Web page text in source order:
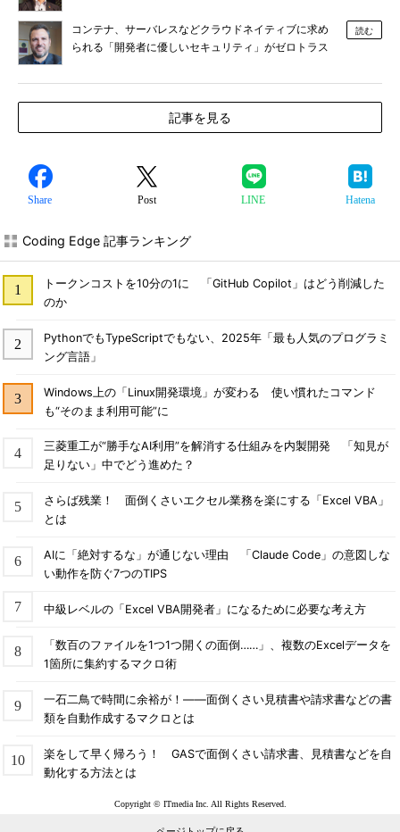
コンテナ、サーバレスなどクラウドネイティブに求め
られる「開発者に優しいセキュリティ」がゼロトラス
読む
記事を見る
Share Post LINE Hatena
Coding Edge 記事ランキング
トークンコストを10分の1に 「GitHub Copilot」はどう削減した
のか
PythonでもTypeScriptでもない、2025年「最も人気のプログラミ
ング言語」
Windows上の「Linux開発環境」が変わる 使い慣れたコマンド
も“そのまま利用可能”に
三菱重工が“勝手なAI利用”を解消する仕組みを内製開発 「知見が
足りない」中でどう進めた？
さらば残業！ 面倒くさいエクセル業務を楽にする「Excel VBA」
とは
AIに「絶対するな」が通じない理由 「Claude Code」の意図しな
い動作を防ぐ7つのTIPS
中級レベルの「Excel VBA開発者」になるために必要な考え方
「数百のファイルを1つ1つ開くの面倒……」、複数のExcelデータを
1箇所に集約するマクロ術
一石二鳥で時間に余裕が！――面倒くさい見積書や請求書などの書
類を自動作成するマクロとは
楽をして早く帰ろう！ GASで面倒くさい請求書、見積書などを自
動化する方法とは
Copyright © ITmedia Inc. All Rights Reserved.